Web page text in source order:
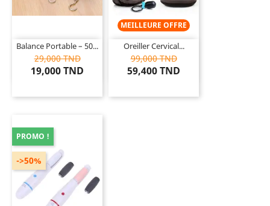
Balance Portable – 50...
29,000 TND
19,000 TND
MEILLEURE OFFRE
Oreiller Cervical...
99,000 TND
59,400 TND
PROMO !
->50%